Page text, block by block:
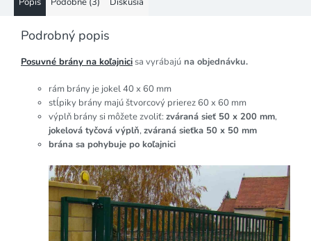
Podrobný popis
Posuvné brány na koľajnicisa vyrábajú na objednávku.
rám brány je jokel 40 x 60 mm
stĺpiky brány majú štvorcový prierez 60 x 60 mm
výplň brány si môžete zvoliť: zváraná sieť 50 x 200 mm,
jokelová tyčová výplň,zváraná sieťka 50 x 50 mm
brána sa pohybuje po koľajnici